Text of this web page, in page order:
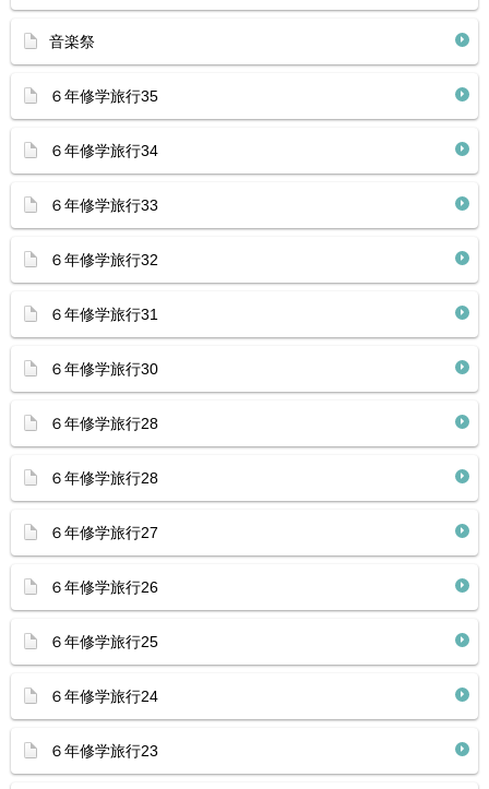
音楽祭
６年修学旅行35
６年修学旅行34
６年修学旅行33
６年修学旅行32
６年修学旅行31
６年修学旅行30
６年修学旅行28
６年修学旅行28
６年修学旅行27
６年修学旅行26
６年修学旅行25
６年修学旅行24
６年修学旅行23